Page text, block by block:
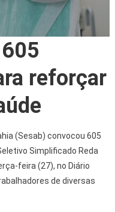
reforçar
(Sesab) convocou 605
Simplificado Reda
feira (27), no Diário
de diversas